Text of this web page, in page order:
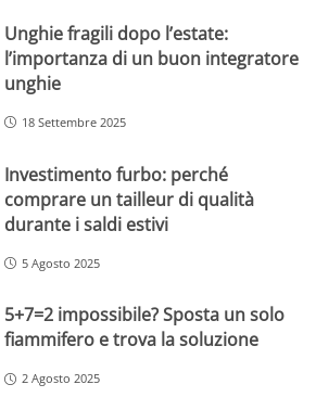
Unghie fragili dopo l’estate:
l’importanza di un buon integratore
unghie
18 Settembre 2025
Investimento furbo: perché
comprare un tailleur di qualità
durante i saldi estivi
5 Agosto 2025
5+7=2 impossibile? Sposta un solo
fiammifero e trova la soluzione
2 Agosto 2025